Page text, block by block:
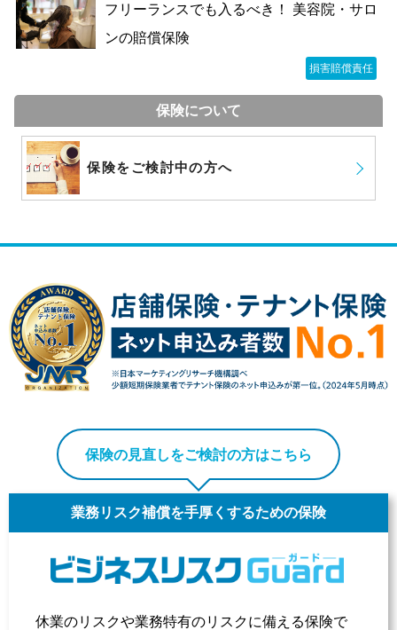
フリーランスでも入るべき！ 美容院・サロ
ンの賠償保険
損害賠償責任
保険について
保険をご検討中の方へ
保険の見直しをご検討の方はこちら
業務リスク補償を手厚くするための保険
休業のリスクや業務特有のリスクに備える保険で